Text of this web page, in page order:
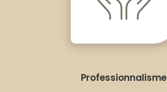
Professionnalisme